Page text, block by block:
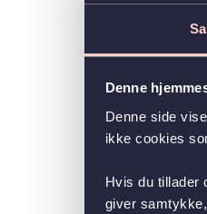
Denne
Denne side
ikke cookies
Hvis du tillader
giver